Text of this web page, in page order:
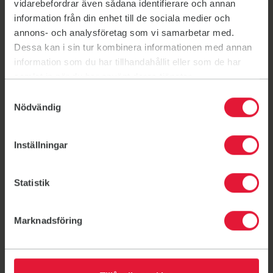
vidarebefordrar även sådana identifierare och annan
information från din enhet till de sociala medier och
annons- och analysföretag som vi samarbetar med.
Dessa kan i sin tur kombinera informationen med annan
information som du har tillhandahållit eller som de har
samlat in när du har använt deras tjänster.
Nödvändig
Inställningar
Statistik
Marknadsföring
Styrelsen består av en ordförande och ett antal
ledamöter. De ansvarar för att föreningens
verksamhet drivs enligt de planer och mål som
årsmötet (medlemmarna) har bestämt. De
ansvarar också för att föreningen alltid tar
tillvara på medlemmarnas intressen.
Alla som är medlemmar i Friskis Ängelholm (har
betalat medlemsavgiften för innevarande år) och
fyller minst 15 år under kalenderåret har rösträtt
på föreningens årsmöte. Du har också rätt att
Årsmötet hålles en gång per år.
Kallelse till årsmöte annonseras under "Aktuellt"
på hemsidan. Här finner du även länk för att
årsmöteshandlingar.